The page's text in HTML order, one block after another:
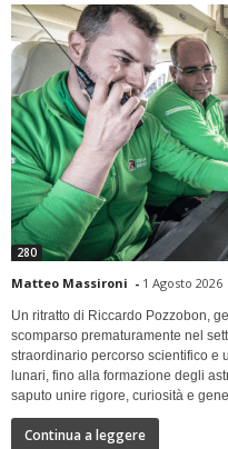
280
Matteo Massironi - 1 Agosto 2026
Un ritratto di Riccardo Pozzobon,
scomparso prematuramente nel
straordinario percorso scientifico e
lunari, fino alla formazione degli
saputo unire rigore, curiosità e
Continua a leggere